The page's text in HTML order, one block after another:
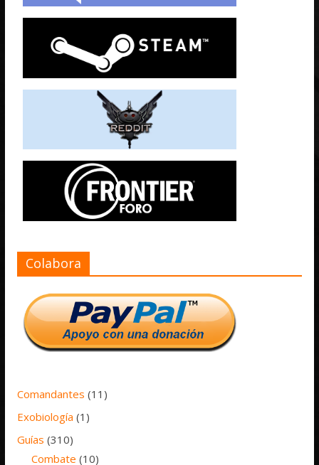
Colabora
Comandantes (11)
Exobiología (1)
Guías (310)
Combate (10)